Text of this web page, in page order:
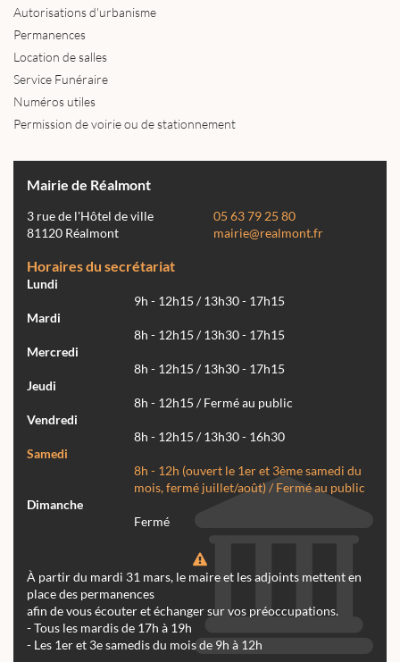
Autorisations d'urbanisme
Permanences
Location de salles
Service Funéraire
Numéros utiles
Permission de voirie ou de stationnement
Mairie de Réalmont
3 rue de l'Hôtel de ville
81120 Réalmont
05 63 79 25 80
mairie@realmont.fr
Horaires du secrétariat
Lundi
9h - 12h15 / 13h30 - 17h15
Mardi
8h - 12h15 / 13h30 - 17h15
Mercredi
8h - 12h15 / 13h30 - 17h15
Jeudi
8h - 12h15 / Fermé au public
Vendredi
8h - 12h15 / 13h30 - 16h30
Samedi
8h - 12h (ouvert le 1er et 3ème samedi du
mois, fermé juillet/août) / Fermé au public
Dimanche
Fermé
À partir du mardi 31 mars, le maire et les adjoints mettent en
place des permanences
afin de vous écouter et échanger sur vos préoccupations.
- Tous les mardis de 17h à 19h
- Les 1er et 3e samedis du mois de 9h à 12h